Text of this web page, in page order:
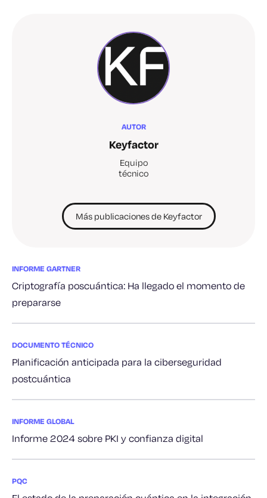
AUTOR
Keyfactor
Equipo
técnico
Más publicaciones de Keyfactor
INFORME GARTNER
Criptografía poscuántica: Ha llegado el momento de
prepararse
DOCUMENTO TÉCNICO
Planificación anticipada para la ciberseguridad
postcuántica
INFORME GLOBAL
Informe 2024 sobre PKI y confianza digital
PQC